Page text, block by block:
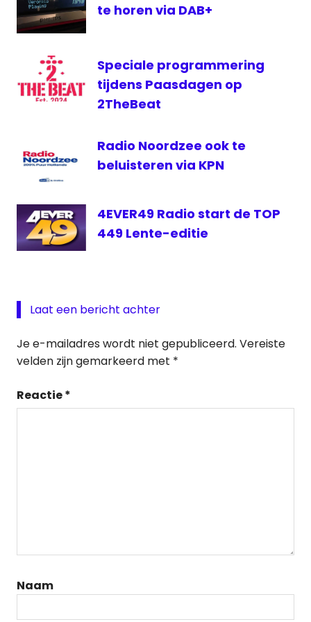
te horen via DAB+
Speciale programmering
tijdens Paasdagen op
2TheBeat
Radio Noordzee ook te
beluisteren via KPN
4EVER49 Radio start de TOP
449 Lente-editie
Laat een bericht achter
Je e-mailadres wordt niet gepubliceerd. Vereiste
velden zijn gemarkeerd met *
Reactie*
Naam